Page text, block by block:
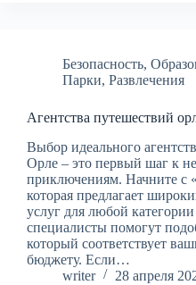
Безопасность,
Парки, Развлечения
Агентства путешествий
Выбор идеального
Орле – это первый шаг к
приключениям. Начните с
которая предлагает
услуг для любой
специалисты помогут
который соответствует
бюджету. Если…
writer
28 апреля